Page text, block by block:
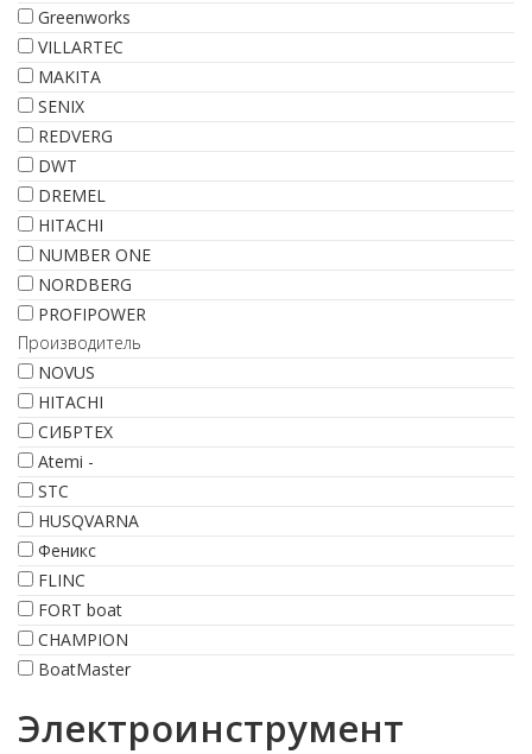
Greenworks
VILLARTEC
MAKITA
SENIX
REDVERG
DWT
DREMEL
HITACHI
NUMBER ONE
NORDBERG
PROFIPOWER
Производитель
NOVUS
HITACHI
СИБРТЕХ
Atemi -
STC
HUSQVARNA
Феникс
FLINC
FORT boat
CHAMPION
BoatMaster
Электроинструмент